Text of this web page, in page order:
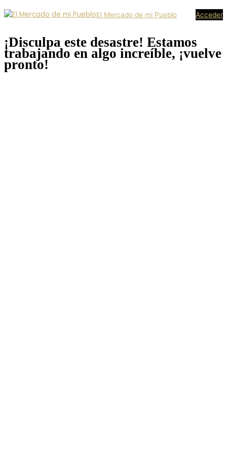
El Mercado de mi Pueblo Acceder
¡Disculpa este desastre! Estamos
trabajando en algo increíble, ¡vuelve
pronto!